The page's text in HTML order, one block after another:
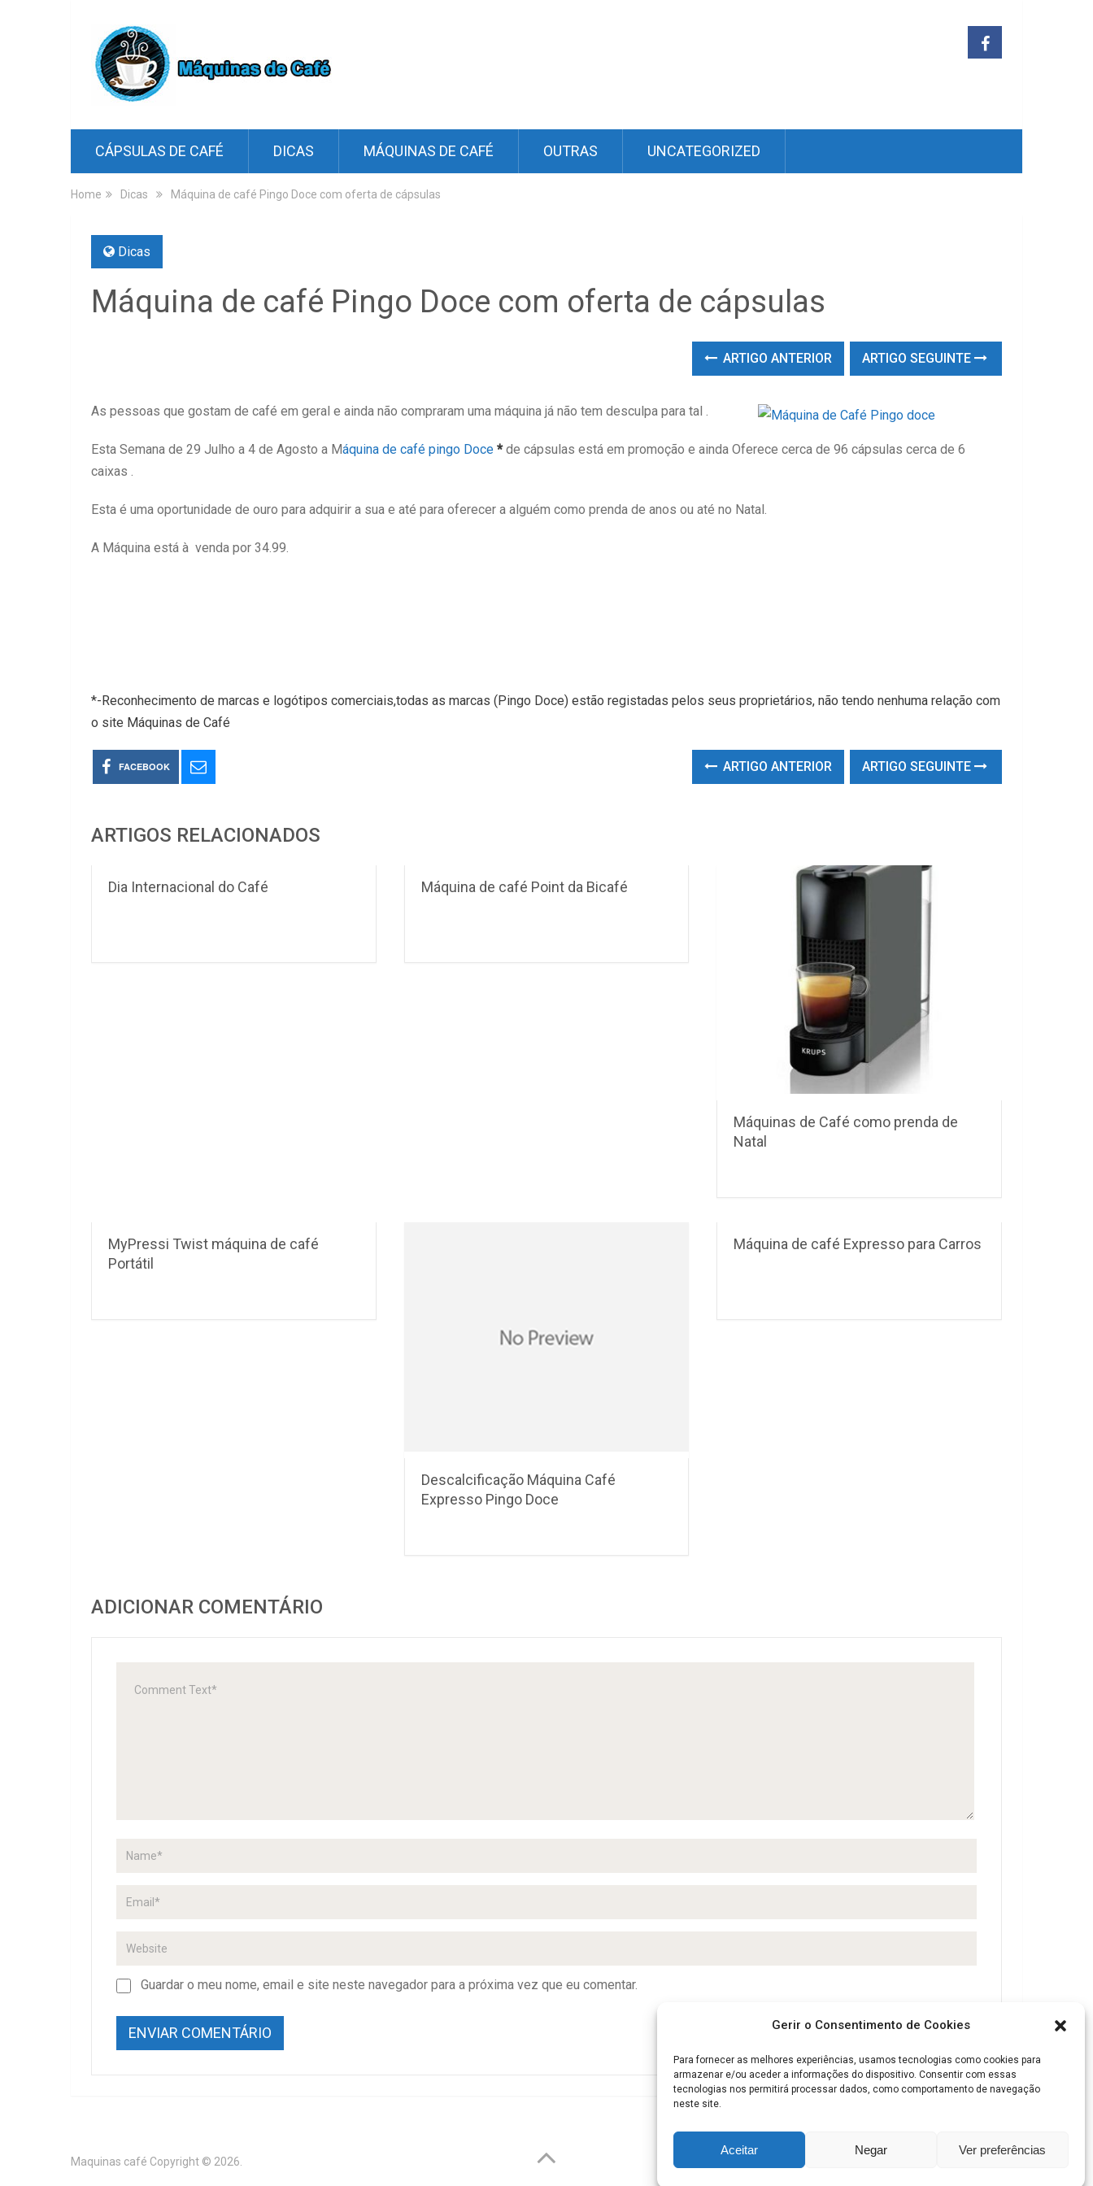
Gerir o Consentimento de Cookies
Para fornecer as melhores experiências, usamos tecnologias como cookies para
armazenar e/ou aceder a informações do dispositivo. Consentir com essas
tecnologias nos permitirá processar dados, como comportamento de navegação
neste site.
Aceitar Negar Ver preferências
CÁPSULAS DE CAFÉ DICAS MÁQUINAS DE CAFÉ OUTRAS UNCATEGORIZED
Home Dicas Máquina de café Pingo Doce com oferta de cápsulas
Dicas
Máquina de café Pingo Doce com oferta de cápsulas
ARTIGO ANTERIOR ARTIGO SEGUINTE
As pessoas que gostam de café em geral e ainda não compraram uma máquina já não tem desculpa para tal .
Esta Semana de 29 Julho a 4 de Agosto a Máquina de café pingo Doce * de cápsulas está em promoção e ainda Oferece cerca de 96 cápsulas cerca de 6
caixas .
Esta é uma oportunidade de ouro para adquirir a sua e até para oferecer a alguém como prenda de anos ou até no Natal.
A Máquina está à venda por 34.99.
*-Reconhecimento de marcas e logótipos comerciais,todas as marcas (Pingo Doce) estão registadas pelos seus proprietários, não tendo nenhuma relação com
o site Máquinas de Café
FACEBOOK ARTIGO ANTERIOR ARTIGO SEGUINTE
ARTIGOS RELACIONADOS
Dia Internacional do Café Máquina de café Point da Bicafé
Máquinas de Café como prenda de
Natal
MyPressi Twist máquina de café
Portátil
Descalcificação Máquina Café
Expresso Pingo Doce
Máquina de café Expresso para Carros
ADICIONAR COMENTÁRIO
Guardar o meu nome, email e site neste navegador para a próxima vez que eu comentar.
Maquinas café Copyright © 2026. Politica de privacidade